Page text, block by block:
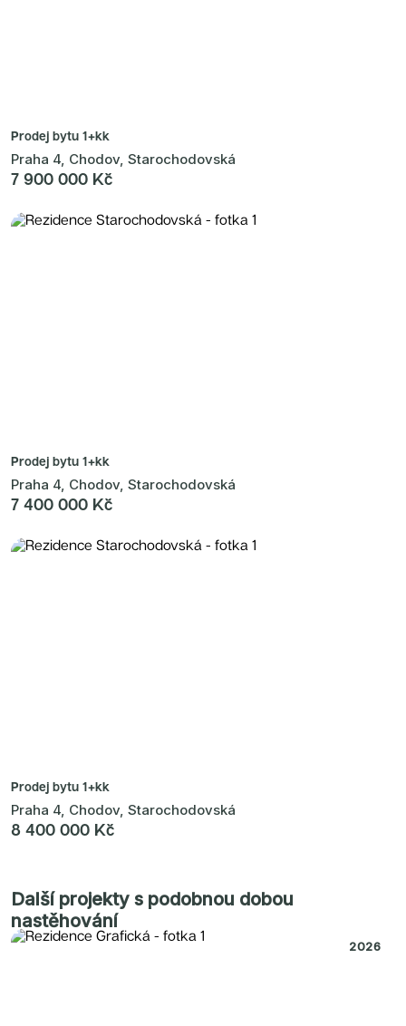
Prodej bytu 1+kk
Praha 4, Chodov, Starochodovská
7 900 000 Kč
Prodej bytu 1+kk
Praha 4, Chodov, Starochodovská
7 400 000 Kč
Prodej bytu 1+kk
Praha 4, Chodov, Starochodovská
8 400 000 Kč
Další projekty s podobnou dobou
nastěhování
2026